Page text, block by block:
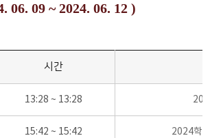
06. 09 ~ 2024. 06. 12 )
시간
13:28 ~ 13:28
15:42 ~ 15:42 2024학